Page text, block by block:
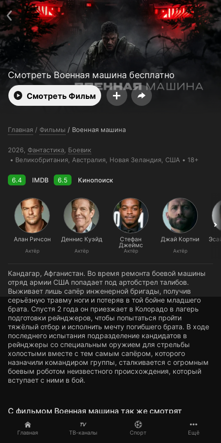
Смотреть 3650 дней бесплатно
Главная ТВ-каналы Спорт Ещё
Смотреть Военная машина бесплатно
Смотреть Фильм
Главная / Фильмы / Военная машина
2026, Фантастика Боевик
Великобритания , Австралия , Новая Зеландия , США 18+
6.4 IMDB 6.5 Кинопоиск
Алан Ричсон
Актёр
Деннис Куэйд
Актёр
Стефан
Джеймс
Актёр
Джай Кортни
Актёр
Кандагар, Афганистан. Во время ремонта боевой машины
отряд армии США попадает под артобстрел талибов.
Выживает лишь сапёр инженерной бригады, получив
серьёзную травму ноги и потеряв в той бойне младшего
брата. Спустя 2 года он приезжает в Колорадо в лагерь
подготовки рейнджеров, чтобы попытаться пройти
тяжёлый отбор и исполнить мечту погибшего брата. В ходе
последнего испытания подразделение кандидатов в
рейнджеры со специальным оружием для стрельбы
холостыми вместе с тем самым сапёром, которого
назначили командиром группы, сталкивается с огромным
боевым роботом неизвестного происхождения, который
вступает с ними в бой.
C фильмом Военная машина так же смотрят
Телефон поддержки:+998 55 516 2111
Пользовательское соглашение
Политика конфиденциальности
Открыть приложение
Ввести промокод